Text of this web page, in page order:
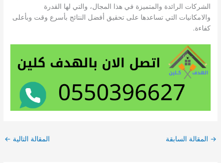
الشركات الرائدة والمتميزة في هذا المجال، والتي لها القدرة
والامكانيات التي تساعدها على تحقيق أفضل النتائج بأسرع وقت وبأعلى
كفاءة.
→ المقالة السابقة المقالة التالية ←